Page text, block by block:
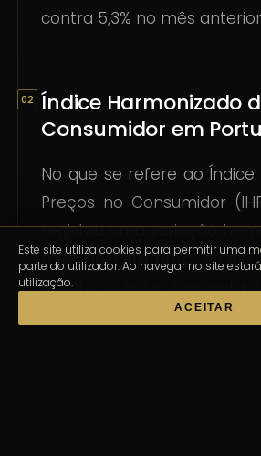
contra 5,3% no mês
Índice Harmonizado
Consumidor em
No que se refere ao Índice
Preços no Consumidor
registou uma variação
mês de setembro, sendo
agosto o valor
Este site utiliza cookies para permitir uma
parte do utilizador. Ao navegar no site
utilização.
ACEITAR